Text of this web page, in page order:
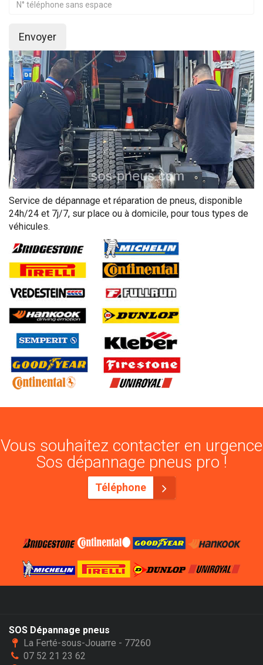
Envoyer
Service de dépannage et réparation de pneus, disponible
24h/24 et 7j/7, sur place ou à domicile, pour tous types de
véhicules.
Vous souhaitez contacter en urgence
Sos dépannage pneus pro !
Téléphone
SOS Dépannage pneus
La Ferté-sous-Jouarre - 77260
07 52 21 23 62